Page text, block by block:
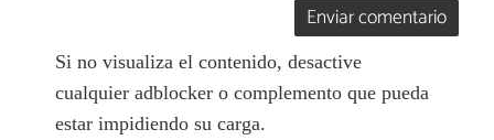
Enviar comentario
Si no visualiza el contenido, desactive
cualquier adblocker o complemento que pueda
estar impidiendo su carga.